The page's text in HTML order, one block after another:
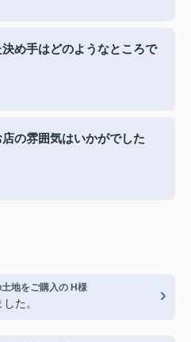
め手はどのようなところで
の雰囲気はいかがでした
地をご購入の H様
た。